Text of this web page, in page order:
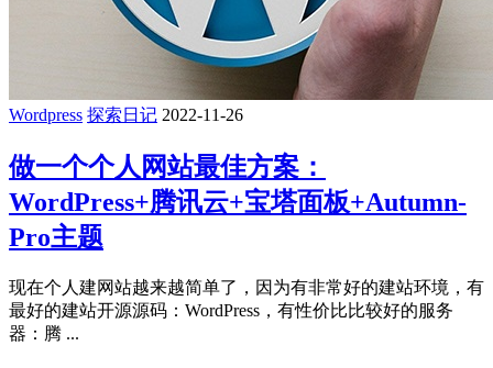
Wordpress 探索日记 2022-11-26
做一个个人网站最佳方案：
WordPress+腾讯云+宝塔面板+Autumn-
Pro主题
现在个人建网站越来越简单了，因为有非常好的建站环境，有
最好的建站开源源码：WordPress，有性价比比较好的服务
器：腾 ...